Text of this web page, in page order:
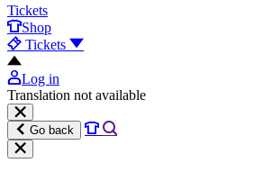
Tickets
Shop
Tickets
Log in
Translation not available
Go back